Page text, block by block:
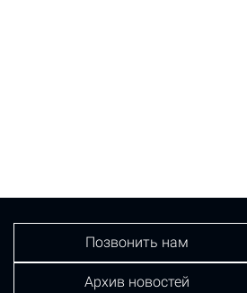
Позвонить нам
Архив новостей